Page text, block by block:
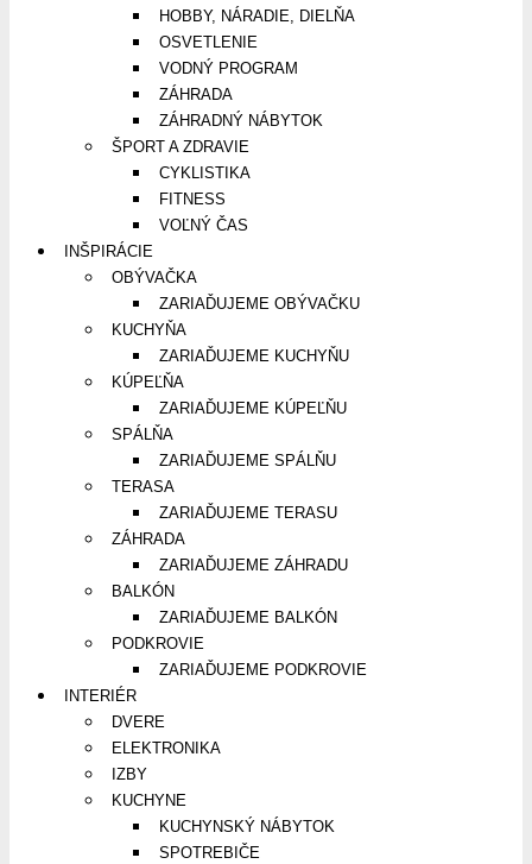
HOBBY, NÁRADIE, DIELŇA
OSVETLENIE
VODNÝ PROGRAM
ZÁHRADA
ZÁHRADNÝ NÁBYTOK
ŠPORT A ZDRAVIE
CYKLISTIKA
FITNESS
VOĽNÝ ČAS
INŠPIRÁCIE
OBÝVAČKA
ZARIAĎUJEME OBÝVAČKU
KUCHYŇA
ZARIAĎUJEME KUCHYŇU
KÚPEĽŇA
ZARIAĎUJEME KÚPEĽŇU
SPÁLŇA
ZARIAĎUJEME SPÁLŇU
TERASA
ZARIAĎUJEME TERASU
ZÁHRADA
ZARIAĎUJEME ZÁHRADU
BALKÓN
ZARIAĎUJEME BALKÓN
PODKROVIE
ZARIAĎUJEME PODKROVIE
INTERIÉR
DVERE
ELEKTRONIKA
IZBY
KUCHYNE
KUCHYNSKÝ NÁBYTOK
SPOTREBIČE